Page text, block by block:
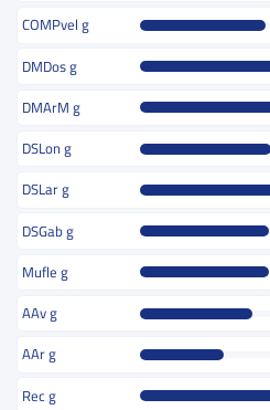
COMPvel g
DMDos g
DMArM g
DSLon g
DSLar g
DSGab g
Mufle g
AAv g
AAr g
Rec g